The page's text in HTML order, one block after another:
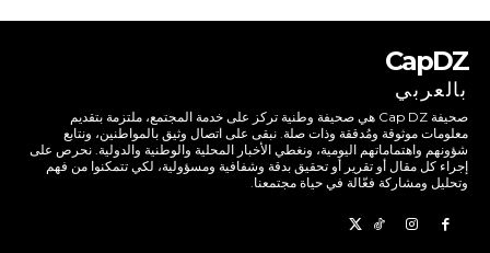
CapDZ
بالعربي
صحيفة Cap DZ هي صحيفة وطنية تركز على خدمة المجتمع، ملتزمة بتقديم
معلومات موثوقة ومُدققة وذات صلة. نبقى على اتصال وثيق بالمواطنين، ونتابع
شؤونهم واهتماماتهم اليومية، ونغطي الأخبار المحلية والوطنية والدولية. نحرص على
إجراء كل مقال أو تقرير أو تحقيق بدقة وشفافية ومسؤولية، لكي تتمكنوا من فهم
وتحليل ومشاركة فعّالة في حياة مجتمعنا.